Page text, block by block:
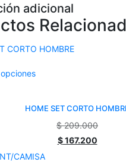
adicional
HOME SET CORTO
$209.000
$167.200